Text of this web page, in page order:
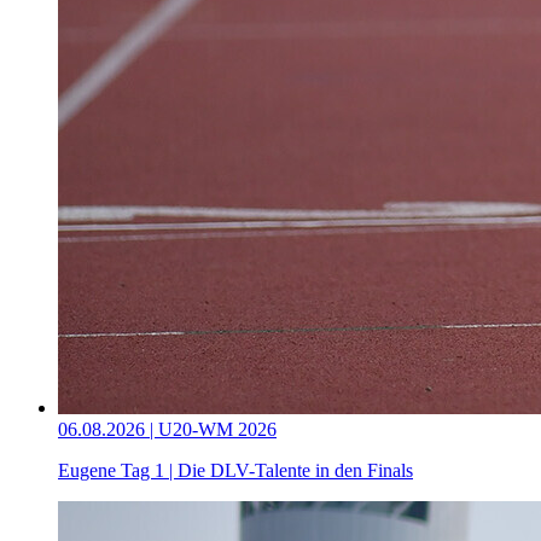
06.08.2026 | U20-WM 2026
Eugene Tag 1 | Die DLV-Talente in den Finals